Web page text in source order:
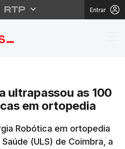
Entrar
ultrapassou as 100
em ortopedia
Robótica em ortopedia
(ULS) de Coimbra, a